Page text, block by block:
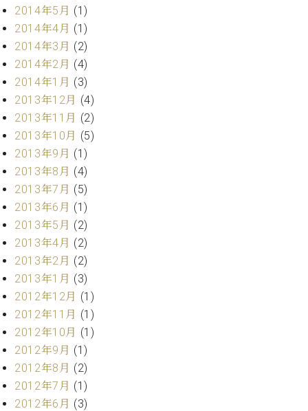
2014年5月 (1)
2014年4月 (1)
2014年3月 (2)
2014年2月 (4)
2014年1月 (3)
2013年12月 (4)
2013年11月 (2)
2013年10月 (5)
2013年9月 (1)
2013年8月 (4)
2013年7月 (5)
2013年6月 (1)
2013年5月 (2)
2013年4月 (2)
2013年2月 (2)
2013年1月 (3)
2012年12月 (1)
2012年11月 (1)
2012年10月 (1)
2012年9月 (1)
2012年8月 (2)
2012年7月 (1)
2012年6月 (3)